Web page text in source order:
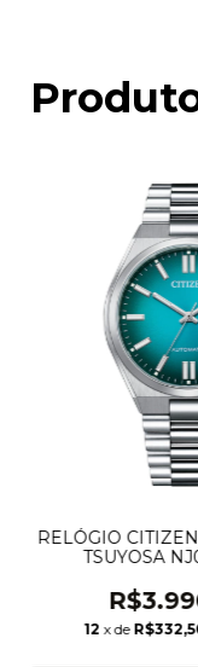
RELÓGIO
TSUYOSA
12 x de